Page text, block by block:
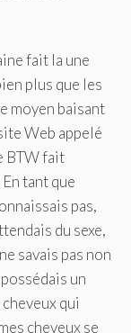
fait la une
plus que les
moyen baisant
Web appelé
BTW fait
tant que
pas,
du sexe,
savais pas non
un
qui
cheveux se